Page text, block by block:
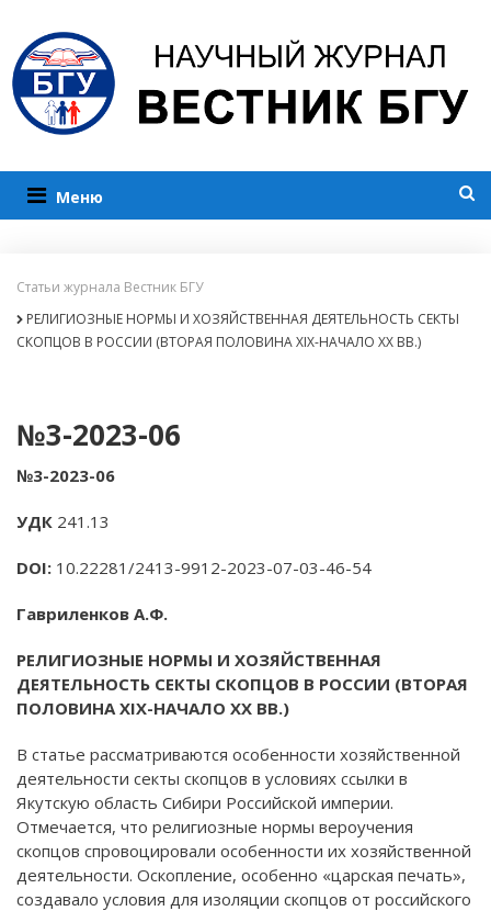
Меню
Статьи журнала Вестник БГУ
РЕЛИГИОЗНЫЕ НОРМЫ И ХОЗЯЙСТВЕННАЯ ДЕЯТЕЛЬНОСТЬ СЕКТЫ
СКОПЦОВ В РОССИИ (ВТОРАЯ ПОЛОВИНА XIX-НАЧАЛО XX ВВ.)
№3-2023-06
№3-2023-06
УДК 241.13
DOI: 10.22281/2413-9912-2023-07-03-46-54
Гавриленков А.Ф.
РЕЛИГИОЗНЫЕ НОРМЫ И ХОЗЯЙСТВЕННАЯ
ДЕЯТЕЛЬНОСТЬ СЕКТЫ СКОПЦОВ В РОССИИ (ВТОРАЯ
ПОЛОВИНАXIX-НАЧАЛО XX ВВ.)
В статье рассматриваются особенности хозяйственной
деятельности секты скопцов в условиях ссылки в
Якутскую область Сибири Российской империи.
Отмечается, что религиозные нормы вероучения
скопцов спровоцировали особенности их хозяйственной
деятельности. Оскопление, особенно «царская печать»,
создавало условия для изоляции скопцов от российского